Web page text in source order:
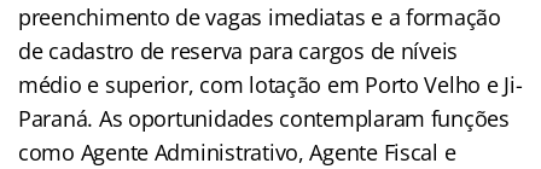
preenchimento de vagas imediatas e a formação
de cadastro de reserva para cargos de níveis
médio e superior, com lotação em Porto Velho e Ji-
Paraná. As oportunidades contemplaram funções
como Agente Administrativo, Agente Fiscal e